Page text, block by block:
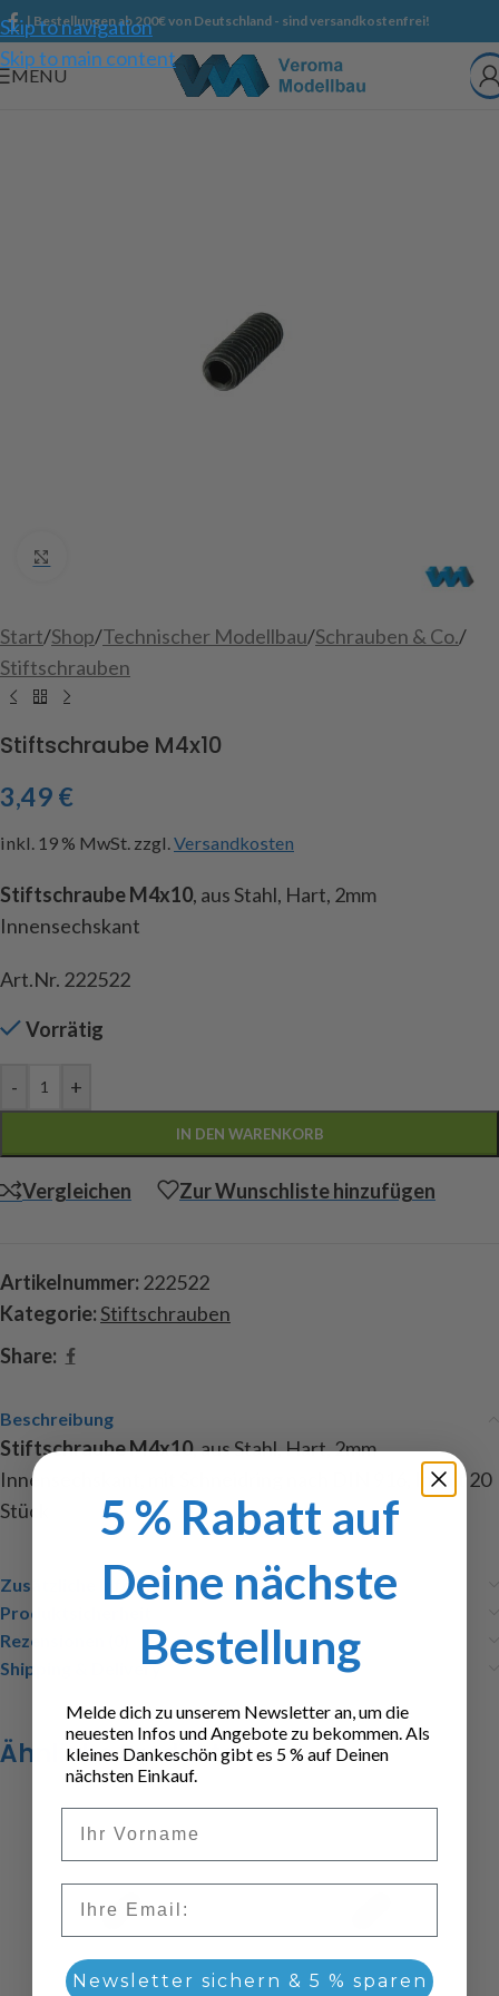
Skip to navigation
Skip to main content
| Bestellungen ab 200€ von Deutschland - sind versandkostenfrei!
MENU
Start/Shop/Technischer Modellbau/Schrauben & Co./
Stiftschrauben
Stiftschraube M4x10
3,49 €
inkl. 19 % MwSt. zzgl.Versandkosten
Stiftschraube M4x10, aus Stahl, Hart, 2mm
Innensechskant
Art.Nr. 222522
Vorrätig
- +
IN DEN WARENKORB
Vergleichen Zur Wunschliste hinzufügen
Artikelnummer: 222522
Kategorie:Stiftschrauben
Share:
Beschreibung
Stiftschraube M4x10, aus Stahl, Hart, 2mm
Innensechskant, mit Schneidring nach DIN 916, Inhalt 20
Stück
Zusätzliche Informationen
Produktsicherheit
Rezensionen (0)
Shipping & Delivery
Ähnliche Produkte
5 % Rabatt auf
Deine nächste
Bestellung
Melde dich zu unserem Newsletter an, um die
neuesten Infos und Angebote zu bekommen. Als
kleines Dankeschön gibt es 5 % auf Deinen
nächsten Einkauf.
Newsletter sichern & 5 % sparen